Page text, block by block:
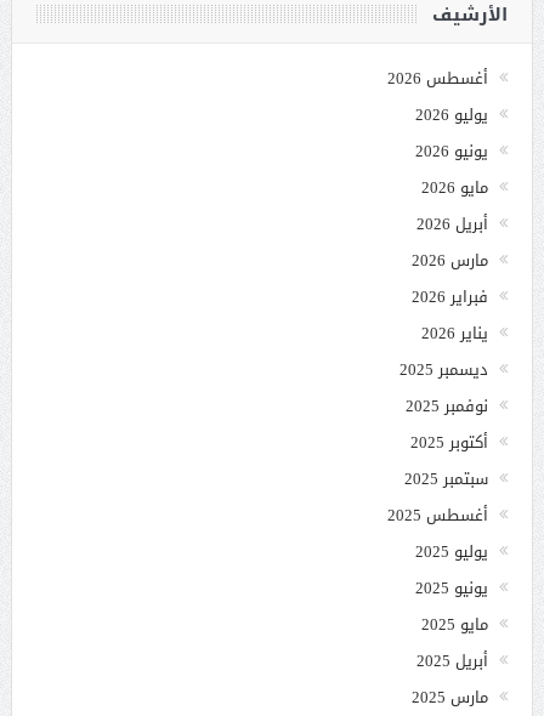
الأرشيف
أغسطس 2026
يوليو 2026
يونيو 2026
مايو 2026
أبريل 2026
مارس 2026
فبراير 2026
يناير 2026
ديسمبر 2025
نوفمبر 2025
أكتوبر 2025
سبتمبر 2025
أغسطس 2025
يوليو 2025
يونيو 2025
مايو 2025
أبريل 2025
مارس 2025